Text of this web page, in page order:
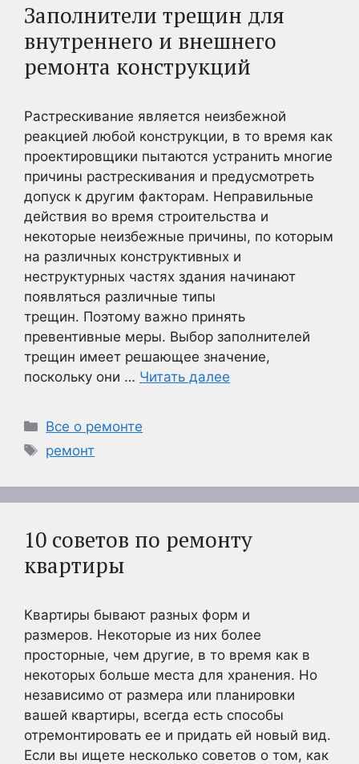
Заполнители трещин для
внутреннего и внешнего
ремонта конструкций
Растрескивание является неизбежной
реакцией любой конструкции, в то время как
проектировщики пытаются устранить многие
причины растрескивания и предусмотреть
допуск к другим факторам. Неправильные
действия во время строительства и
некоторые неизбежные причины, по которым
на различных конструктивных и
неструктурных частях здания начинают
появляться различные типы
трещин. Поэтому важно принять
превентивные меры. Выбор заполнителей
трещин имеет решающее значение,
поскольку они … Читать далее
Рубрики
Все о ремонте
Метки
ремонт
10 советов по ремонту
квартиры
Квартиры бывают разных форм и
размеров. Некоторые из них более
просторные, чем другие, в то время как в
некоторых больше места для хранения. Но
независимо от размера или планировки
вашей квартиры, всегда есть способы
отремонтировать ее и придать ей новый вид.
Если вы ищете несколько советов о том, как